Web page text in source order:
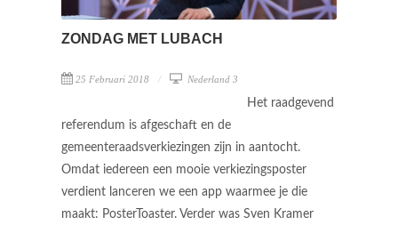
ZONDAG MET LUBACH
25 Februari 2018 Nederland 3
Het raadgevend
referendum is afgeschaft en de
gemeenteraadsverkiezingen zijn in aantocht.
Omdat iedereen een mooie verkiezingsposter
verdient lanceren we een app waarmee je die
maakt: PosterToaster. Verder was Sven Kramer